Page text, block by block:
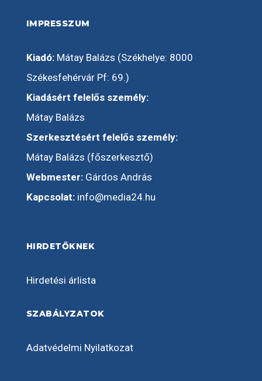
IMPRESSZUM
Kiadó:Mátay Balázs (Székhelye: 8000
Székesfehérvár Pf: 69.)
Kiadásért felelős személy:
Mátay Balázs
Szerkesztésért felelős személy:
Mátay Balázs (főszerkesztő)
Webmester:Gárdos András
Kapcsolat: info@media24.hu
HIRDETŐKNEK
Hirdetési árlista
SZABÁLYZATOK
Adatvédelmi Nyilatkozat